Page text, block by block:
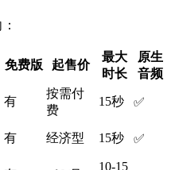
免费版 起售价
最大
时长
原生
音频
有
按需付
费
15秒 ✅
有 经济型 15秒 ✅
10-15